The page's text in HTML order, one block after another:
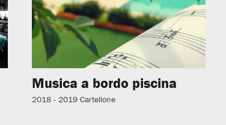
Musica a bordo piscina
2018 - 2019 Cartellone